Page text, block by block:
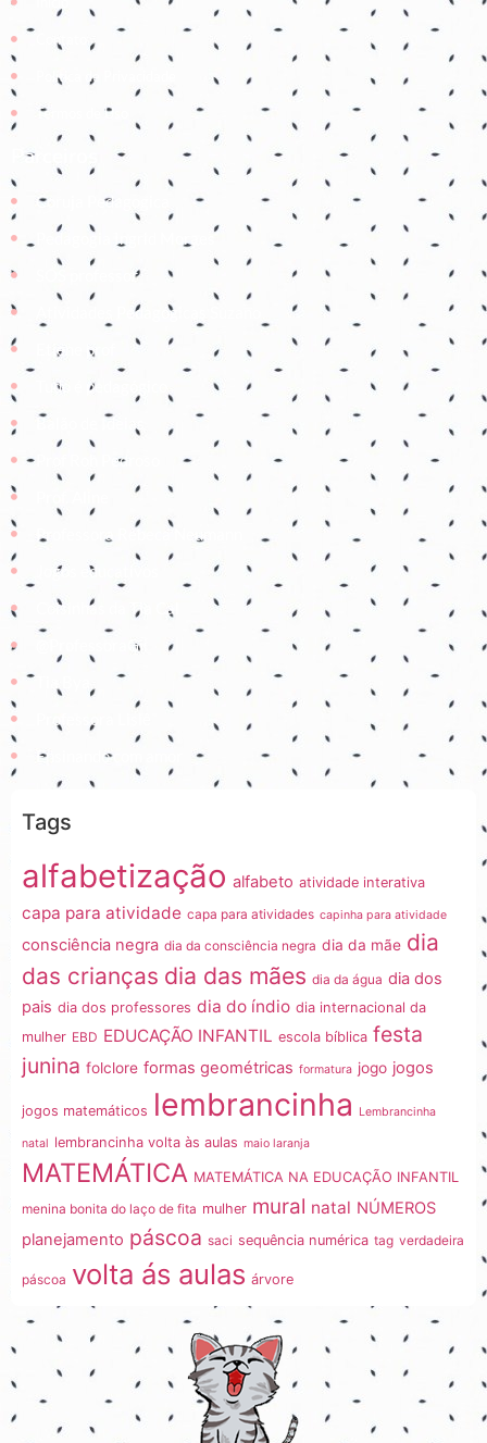
Contato
Política de Privacidade
Termos de Uso
Parceiros
Coruja Pedagogica
Pedagogia Ingrid Moraes
SOS professor
Atividades Pedagógicas Suzano
Etiene prof
Tudo é pedagógico
Balão de Ideias
Prof Roh Pedroso
Professora Rebeca Neumann
Jogos educativos
Coisinhas da Tia Cal
@ProfessoraGii
Professora Lisiê
Ensinando com amor
Tags
alfabetização alfabeto atividade interativa
capa para atividade capa para atividades capinha para atividade
consciência negra dia da consciência negra dia da mãe dia
das crianças dia das mães dia da água dia dos
pais dia dos professores dia do índio dia internacional da
mulher EBD EDUCAÇÃO INFANTIL escola bíblica festa
junina folclore formas geométricas formatura jogo jogos
jogos matemáticos lembrancinha Lembrancinha
natal lembrancinha volta às aulas maio laranja
MATEMÁTICA MATEMÁTICA NA EDUCAÇÃO INFANTIL
menina bonita do laço de fita mulher mural natal NÚMEROS
planejamento páscoa saci sequência numérica tag verdadeira
páscoa volta ás aulas árvore